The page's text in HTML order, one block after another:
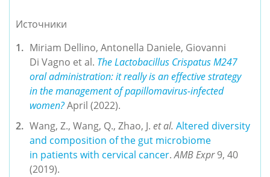
Источники
Miriam Dellino, Antonella Daniele, Giovanni
Di Vagno et al. The Lactobacillus Crispatus M247
oral administration: it really is an effective strategy
in the management of papillomavirus-infected
women?April (2022).
Wang, Z., Wang, Q., Zhao, J. et al. Altered diversity
and composition of the gut microbiome
in patients with cervical cancer.AMB Expr9, 40
(2019).